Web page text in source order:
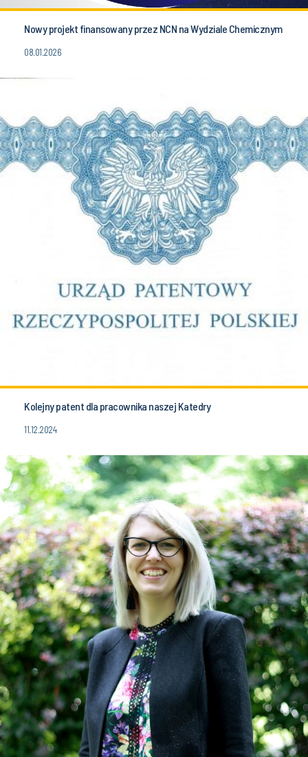
Nowy projekt finansowany przez NCN na Wydziale Chemicznym
08.01.2026
Kolejny patent dla pracownika naszej Katedry
11.12.2024